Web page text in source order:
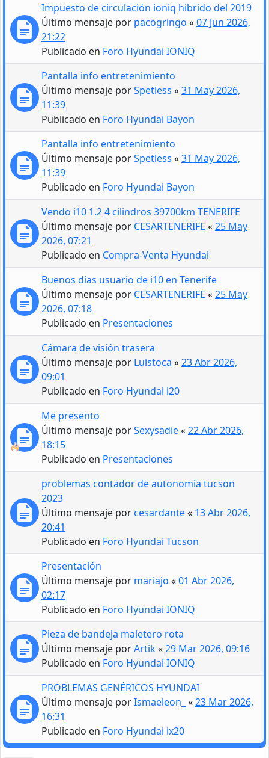
Impuesto de circulación ioniq hibrido del 2019
Último mensaje por pacogringo «07 Jun 2026,
21:22
Publicado en Foro Hyundai IONIQ
Pantalla info entretenimiento
Último mensaje porSpetless «31 May 2026,
11:39
Publicado en Foro Hyundai Bayon
Pantalla info entretenimiento
Último mensaje porSpetless «31 May 2026,
11:39
Publicado en Foro Hyundai Bayon
Vendo i10 1.2 4 cilindros 39700km TENERIFE
Último mensaje por CESARTENERIFE «25 May
2026, 07:21
Publicado en Compra-Venta Hyundai
Buenos dias usuario de i10 en Tenerife
Último mensaje por CESARTENERIFE «25 May
2026, 07:18
Publicado en Presentaciones
Cámara de visión trasera
Último mensaje por Luistoca «23 Abr 2026,
09:01
Publicado en Foro Hyundai i20
Me presento
Último mensaje porSexysadie«22 Abr 2026,
18:15
Publicado en Presentaciones
problemas contador de autonomia tucson
2023
Último mensaje porcesardante« 13 Abr 2026,
20:41
Publicado en Foro Hyundai Tucson
Presentación
Último mensaje por mariajo «01 Abr 2026,
02:17
Publicado en Foro Hyundai IONIQ
Pieza de bandeja maletero rota
Último mensaje porArtik«29 Mar 2026, 09:16
Publicado en Foro Hyundai IONIQ
PROBLEMAS GENÉRICOS HYUNDAI
Último mensaje porIsmaeleon_ «23 Mar 2026,
16:31
Publicado en Foro Hyundai ix20